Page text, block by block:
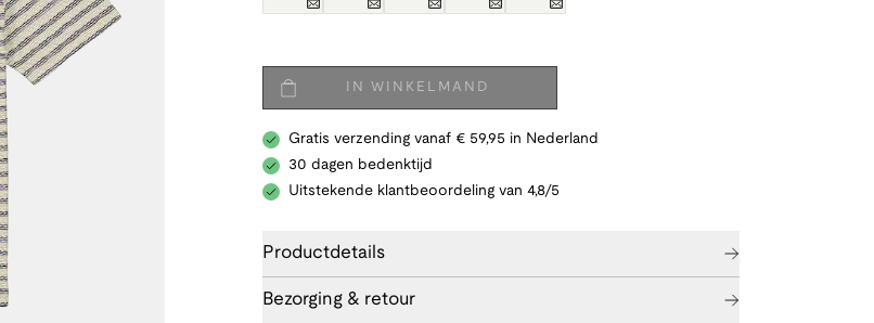
IN WINKELMAND
Gratis verzending vanaf € 59,95 in Nederland
30 dagen bedenktijd
Uitstekende klantbeoordeling van 4,8/5
Productdetails
Bezorging & retour